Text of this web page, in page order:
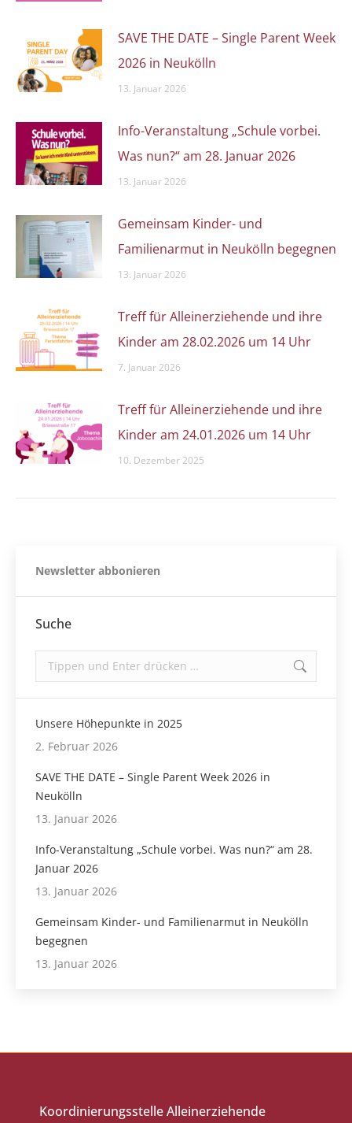
SAVE THE DATE – Single Parent Week
2026 in Neukölln
13. Januar 2026
Info-Veranstaltung „Schule vorbei.
Was nun?“ am 28. Januar 2026
13. Januar 2026
Gemeinsam Kinder- und
Familienarmut in Neukölln begegnen
13. Januar 2026
Treff für Alleinerziehende und ihre
Kinder am 28.02.2026 um 14 Uhr
7. Januar 2026
Treff für Alleinerziehende und ihre
Kinder am 24.01.2026 um 14 Uhr
10. Dezember 2025
Newsletter abbonieren
Suche
Search:
Unsere Höhepunkte in 2025
2. Februar 2026
SAVE THE DATE – Single Parent Week 2026 in
Neukölln
13. Januar 2026
Info-Veranstaltung „Schule vorbei. Was nun?“ am 28.
Januar 2026
13. Januar 2026
Gemeinsam Kinder- und Familienarmut in Neukölln
begegnen
13. Januar 2026
Koordinierungsstelle Alleinerziehende